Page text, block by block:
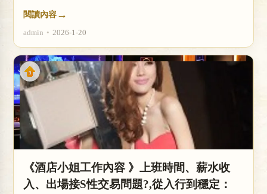
閱讀內容 →
admin • 2026-1-20
《酒店小姐工作內容 》上班時間、薪水收
入、出場接S性交易問題?,從入行到穩定：